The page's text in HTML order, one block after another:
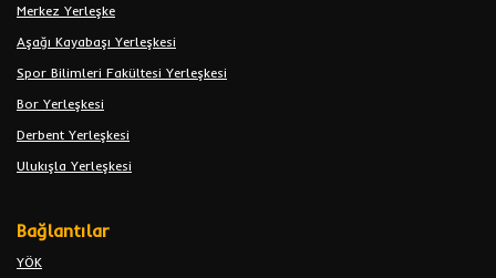
Merkez Yerleşke
Aşağı Kayabaşı Yerleşkesi
Spor Bilimleri Fakültesi Yerleşkesi
Bor Yerleşkesi
Derbent Yerleşkesi
Ulukışla Yerleşkesi
Bağlantılar
YÖK